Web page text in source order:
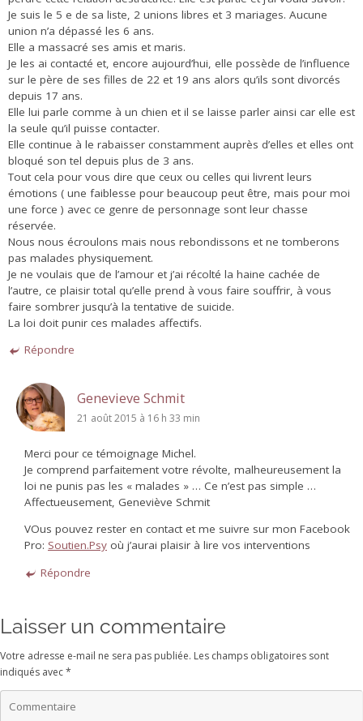
Je suis le 5 e de sa liste, 2 unions libres et 3 mariages. Aucune
union n’a dépassé les 6 ans.
Elle a massacré ses amis et maris.
Je les ai contacté et, encore aujourd’hui, elle possède de l’influence
sur le père de ses filles de 22 et 19 ans alors qu’ils sont divorcés
depuis 17 ans.
Elle lui parle comme à un chien et il se laisse parler ainsi car elle est
la seule qu’il puisse contacter.
Elle continue à le rabaisser constamment auprès d’elles et elles ont
bloqué son tel depuis plus de 3 ans.
Tout cela pour vous dire que ceux ou celles qui livrent leurs
émotions ( une faiblesse pour beaucoup peut être, mais pour moi
une force ) avec ce genre de personnage sont leur chasse
réservée.
Nous nous écroulons mais nous rebondissons et ne tomberons
pas malades physiquement.
Je ne voulais que de l’amour et j’ai récolté la haine cachée de
l’autre, ce plaisir total qu’elle prend à vous faire souffrir, à vous
faire sombrer jusqu’à la tentative de suicide.
La loi doit punir ces malades affectifs.
Répondre
Genevieve Schmit
21 août 2015 à 16 h 33 min
Merci pour ce témoignage Michel.
Je comprend parfaitement votre révolte, malheureusement la
loi ne punis pas les « malades » … Ce n’est pas simple …
Affectueusement, Geneviève Schmit
VOus pouvez rester en contact et me suivre sur mon Facebook
Pro: Soutien.Psy où j’aurai plaisir à lire vos interventions
Répondre
Laisser un commentaire
Votre adresse e-mail ne sera pas publiée. Les champs obligatoires sont
indiqués avec*